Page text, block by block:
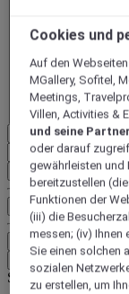
Kind(er)
- Entfernen Sie ein
+Füge ein Kind
Löschen
Fügen Sie einen
Sondertarife
Suchen
Wohin reisen Sie?
Skip search by
Cookies und
Auf den
MGallery, Sofitel,
Meetings,
Villen, Activities &
und seine Partner
oder darauf
gewährleisten und
bereitzustellen
Funktionen der
(iii) die
messen; (iv) Ihnen
Sie einen solchen
sozialen
zu erstellen, um